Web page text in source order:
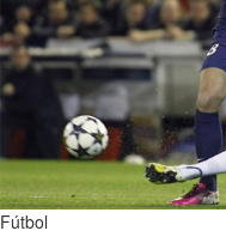
Fútbol